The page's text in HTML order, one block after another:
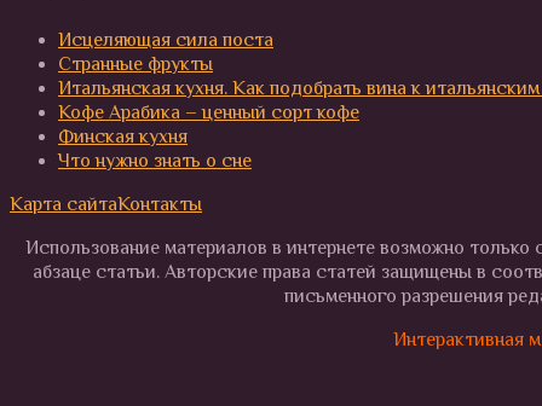
Исцеляющая сила поста
Странные фрукты
Итальянская кухня. Как подобрать вина к
Кофе Арабика – ценный сорт кофе
Финская кухня
Что нужно знать о сне
Карта сайтаКонтакты
Использование материалов в интернете возможно
абзаце статьи. Авторские права статей защищены в
письменного разрешения
Интерактивная